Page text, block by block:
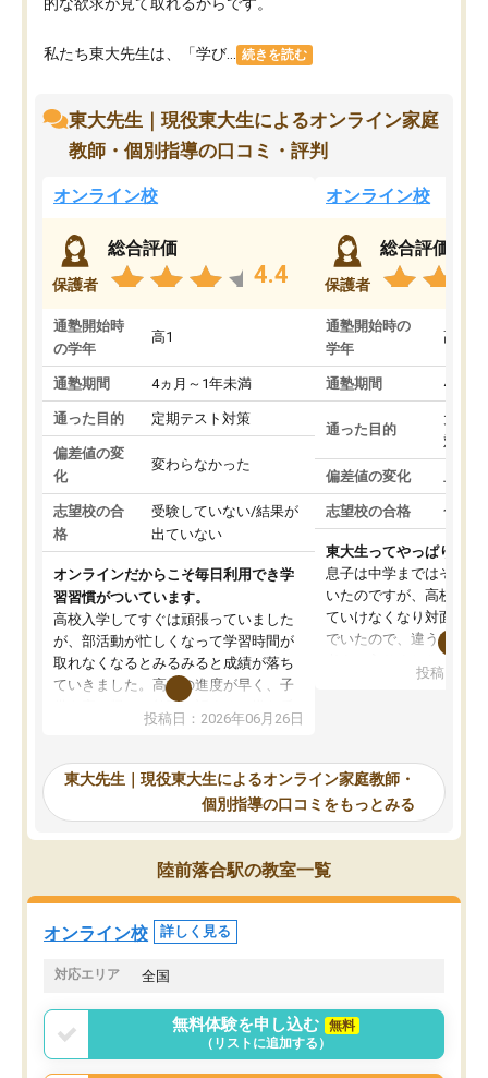
私たち東大先生は、「学び... 続きを読む
東大先生｜現役東大生によるオンライン家庭
教師・個別指導の口コミ・評判
オンライン校
保護者
総合評価
4.4
通塾開始時
の学年
高1
通塾期間 4ヵ月～1年未満
通った目的 定期テスト対策
偏差値の変
化
変わらなかった
志望校の合
格
受験していない/結果が
出ていない
オンラインだからこそ毎日利用でき学
習習慣がついています。
高校入学してすぐは頑張っていました
が、部活動が忙しくなって学習時間が
取れなくなるとみるみると成績が落ち
ていきました。高校の進度が早く、子
供も家に帰って勉強の話すると嫌な反
応を示します。東大先生にお願いして
れるので、親としても安心です。毎日
使える自習室とかもあり、わからない
ところがあれば先生が回答してくれる
のも重宝しています。
投稿日：2026年06月26日
オンライン校
保護者
総合評価
通塾開始時の
学年
高3
通塾期間 4ヵ月
通った目的
大学
対策
偏差値の変化 上が
志望校の合格 合格
東大生ってやっぱりすご
息子は中学まではそこそ
いたのですが、高校に入
ていけなくなり対面の塾
でいたので、違うアプロ
で、当初は模試でD判定
自習室が毎日使えていつ
るのが心強かったよう
謝です。
投稿日：
東大先生｜現役東大生によるオンライン家庭教師・
個別指導の口コミをもっとみる
陸前落合駅の教室一覧
オンライン校 詳しく見る
対応エリア 全国
無料体験を申し込む
無料
（リストに追加する）